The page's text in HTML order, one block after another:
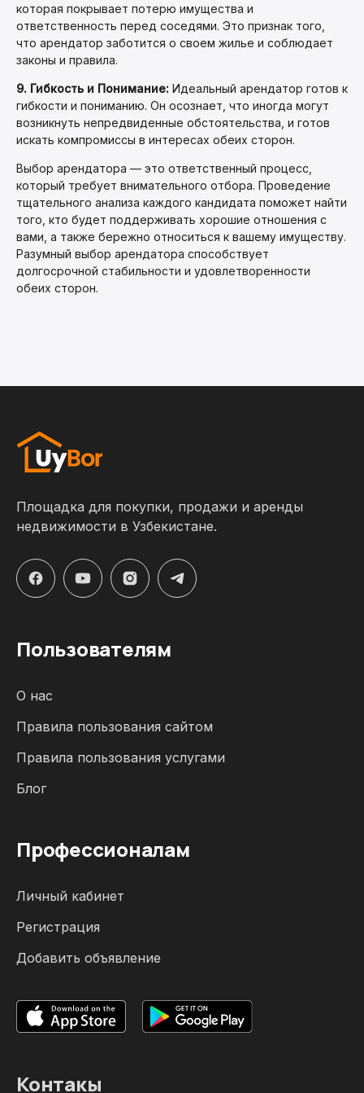
которая покрывает потерю имущества и
ответственность перед соседями. Это признак того,
что арендатор заботится о своем жилье и соблюдает
законы и правила.
9. Гибкость и Понимание: Идеальный арендатор готов к
гибкости и пониманию. Он осознает, что иногда могут
возникнуть непредвиденные обстоятельства, и готов
искать компромиссы в интересах обеих сторон.
Выбор арендатора — это ответственный процесс,
который требует внимательного отбора. Проведение
тщательного анализа каждого кандидата поможет найти
того, кто будет поддерживать хорошие отношения с
вами, а также бережно относиться к вашему имуществу.
Разумный выбор арендатора способствует
долгосрочной стабильности и удовлетворенности
обеих сторон.
Площадка для покупки, продажи и аренды
недвижимости в Узбекистане.
Пользователям
О нас
Правила пользования сайтом
Правила пользования услугами
Блог
Профессионалам
Личный кабинет
Регистрация
Добавить объявление
Контакы